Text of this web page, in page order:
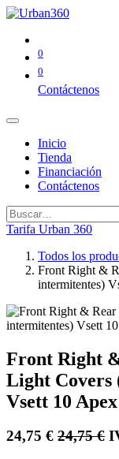
0
0
Contáctenos
Inicio
Tienda
Financiación
Contáctenos
Tarifa Urban 360
Todos los
Front Right &
intermitentes)
Front Right
Light Covers
Vsett 10 Apex
24,75 € 24,75€